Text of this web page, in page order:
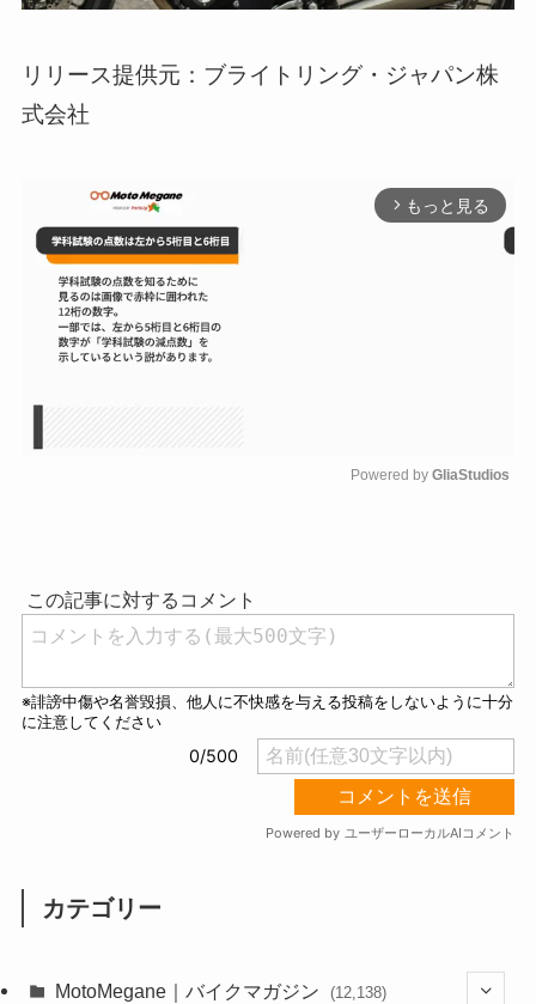
リリース提供元：ブライトリング・ジャパン株
式会社
arrow_forward_ios もっと見る
Powered by GliaStudios
カテゴリー
MotoMegane｜バイクマガジン (12,138)